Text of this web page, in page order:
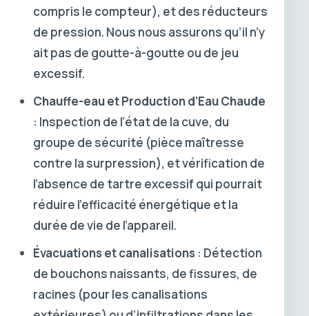
compris le compteur), et des réducteurs
de pression. Nous nous assurons qu’il n’y
ait pas de goutte-à-goutte ou de jeu
excessif.
Chauffe-eau et Production d’Eau Chaude
: Inspection de l’état de la cuve, du
groupe de sécurité (pièce maîtresse
contre la surpression), et vérification de
l’absence de tartre excessif qui pourrait
réduire l’efficacité énergétique et la
durée de vie de l’appareil.
Évacuations et canalisations : Détection
de bouchons naissants, de fissures, de
racines (pour les canalisations